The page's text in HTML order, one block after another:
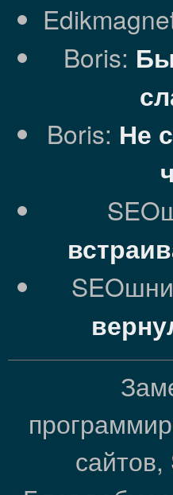
Boris:
Boris: Не